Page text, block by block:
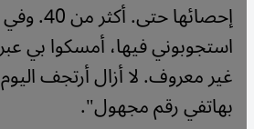
إحصائها
استجوبوني فيها، أمسكوا بي
غير معروف. لا أزال أرتجف
بهاتفي رقم مجهول".